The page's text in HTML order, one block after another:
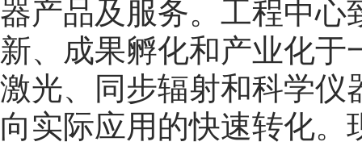
器产品及服务。工程中心
新、成果孵化和产业化
激光、同步辐射和科学仪
向实际应用的快速转化